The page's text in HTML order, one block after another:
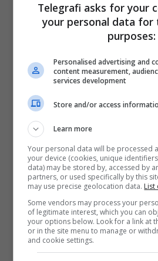
Telegrafi asks for your
your personal data for
purposes:
Personalised advertising and
content measurement,
services development
Store and/or access
Learn more
Your personal data will be processed
your device (cookies, unique
data) may be stored by, accessed by
partners, or used specifically by this
may use precise geolocation data. List
Some vendors may process your
of legitimate interest, which you can
your options below. Look for a link at
or in the site menu to manage or
and cookie settings.